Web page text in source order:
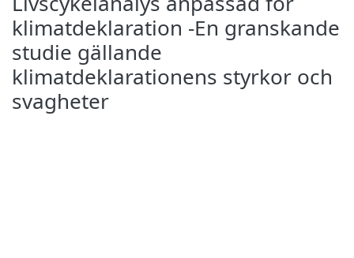
klimatdeklaration -En granskande
studie gällande
klimatdeklarationens styrkor och
svagheter